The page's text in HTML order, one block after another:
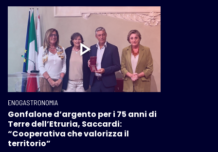
ENOGASTRONOMIA
Gonfalone d’argento per i 75 anni di
Terre dell’Etruria, Saccardi:
“Cooperativa che valorizza il
territorio”